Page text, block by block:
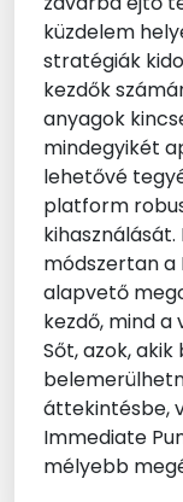
küzdelem
stratégiák
kezdők
anyagok
mindegyikét
lehetővé
platform
módszertan a
alapvető
kezdő, mind
Sőt, azok,
áttekintésbe,
Immediate
mélyebb